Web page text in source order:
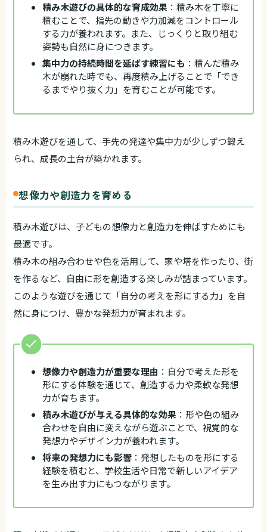
積み木遊びの具体的な育成効果 ：積み木を丁寧に
積むことで、指先の動きや力加減をコントロール
する力が養われます。また、じっくりと取り組む
姿勢も自然に身につきます。
集中力の持続時間を延ばす練習にも ：積んだ積み
木が崩れた時でも、再度積み上げることで「でき
るまでやり抜く力」を育むことが可能です。
積み木遊びを通して、手先の発達や集中力が少しずつ鍛え
られ、成長の土台が築かれます。
想像力や創造力を育める
積み木遊びは、子どもの想像力と創造力を伸ばすためにも
最適です。
積み木の組み合わせや色を活用して、家や塔を作ったり、街
を作るなど、自由に形を創造する楽しみが詰まっています。
このような遊びを通じて「自分の考えを形にする力」を自
然に身につけ、豊かな発想力が育まれます。
想像力や創造力が重要な理由 ：自分で考えた形を
形にする体験を通じて、創造する力や柔軟な発想
力が育ちます。
積み木遊びが与える具体的な効果 ：形や色の組み
合わせを自由に変えながら遊ぶことで、視覚的な
発想力やデザイン力が養われます。
将来の発想力にも影響：発想したものを形にする
経験を積むと、学校生活や日常で新しいアイデア
を生み出す力にもつながります。